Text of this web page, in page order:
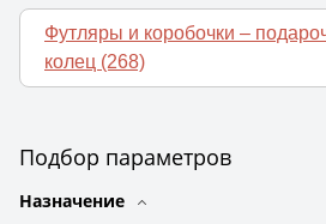
Футляры и коробочки –
колец (268)
Подбор параметров
Назначение